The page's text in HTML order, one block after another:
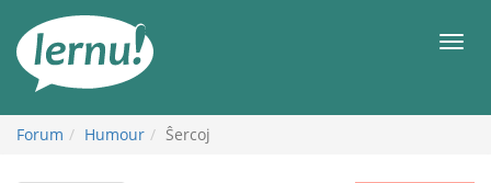
contenu
Forum Humour Ŝercoj